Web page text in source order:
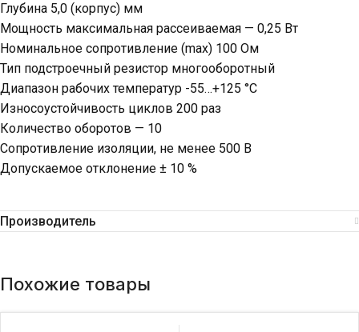
Глубина 5,0 (корпус) мм
Мощность максимальная рассеиваемая — 0,25 Вт
Номинальное сопротивление (max) 100 Ом
Тип подстроечный резистор многооборотный
Диапазон рабочих температур -55…+125 °С
Износоустойчивость циклов 200 раз
Количество оборотов — 10
Сопротивление изоляции, не менее 500 В
Допускаемое отклонение ± 10 %
Производитель
Похожие товары